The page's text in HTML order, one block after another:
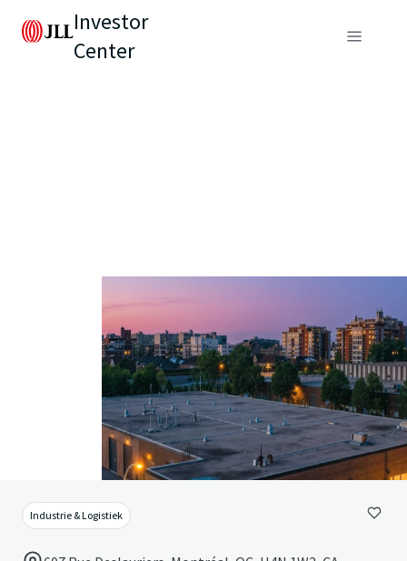
Investor
Center
Industrie & Logistiek